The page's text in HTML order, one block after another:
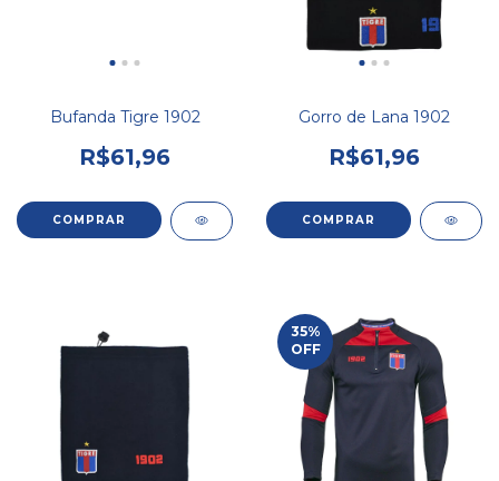
Bufanda Tigre 1902
R$61,96
Gorro de Lana 1902
R$61,96
35%
OFF